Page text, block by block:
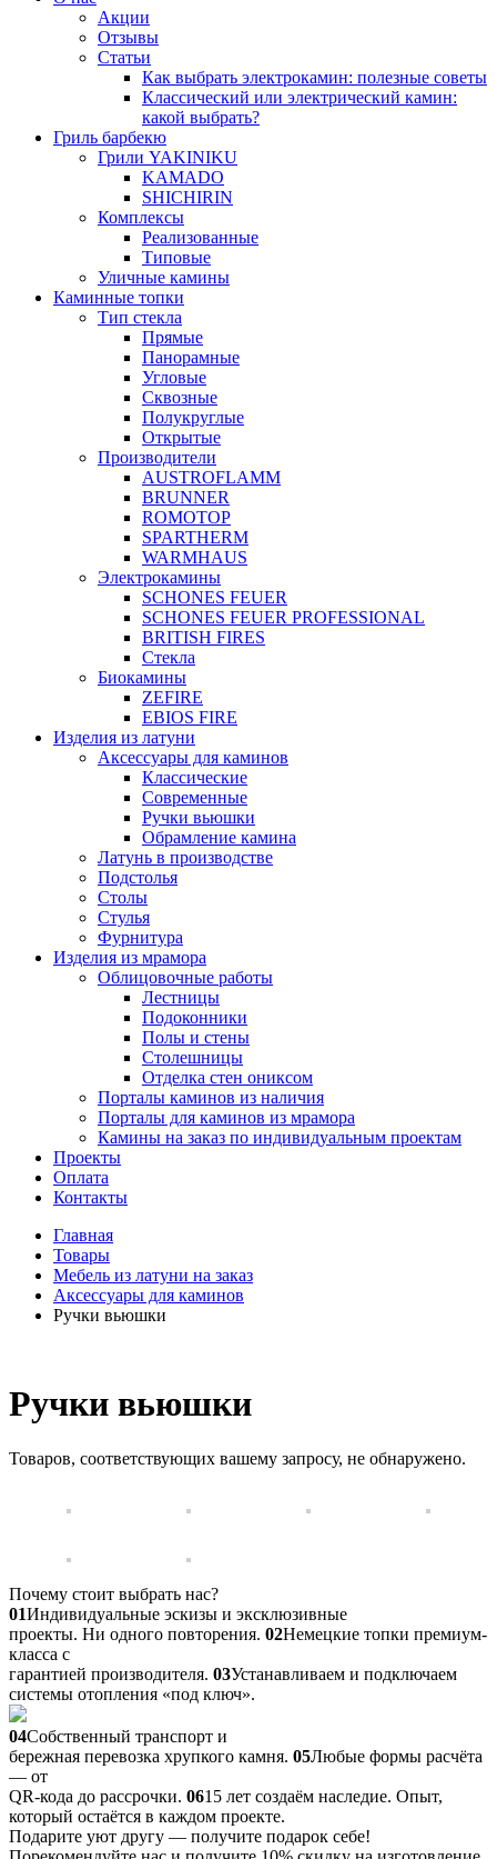
Акции
Отзывы
Статьи
Как выбрать электрокамин: полезные советы
Классический или электрический камин:
какой выбрать?
Гриль барбекю
Грили YAKINIKU
KAMADO
SHICHIRIN
Комплексы
Реализованные
Типовые
Уличные камины
Каминные топки
Тип стекла
Прямые
Панорамные
Угловые
Сквозные
Полукруглые
Открытые
Производители
AUSTROFLAMM
BRUNNER
ROMOTOP
SPARTHERM
WARMHAUS
Электрокамины
SCHONES FEUER
SCHONES FEUER PROFESSIONAL
BRITISH FIRES
Стекла
Биокамины
ZEFIRE
EBIOS FIRE
Изделия из латуни
Аксессуары для каминов
Классические
Современные
Ручки вьюшки
Обрамление камина
Латунь в производстве
Подстолья
Столы
Стулья
Фурнитура
Изделия из мрамора
Облицовочные работы
Лестницы
Подоконники
Полы и стены
Столешницы
Отделка стен ониксом
Порталы каминов из наличия
Порталы для каминов из мрамора
Камины на заказ по индивидуальным проектам
Проекты
Оплата
Контакты
Главная
Товары
Мебель из латуни на заказ
Аксессуары для каминов
Ручки вьюшки
Ручки вьюшки
Товаров, соответствующих вашему запросу, не обнаружено.
Почему стоит выбрать нас?
01Индивидуальные эскизы и эксклюзивные
проекты. Ни одного повторения. 02Немецкие топки премиум-
класса с
гарантией производителя. 03Устанавливаем и подключаем
системы отопления «под ключ».
04Собственный транспорт и
бережная перевозка хрупкого камня. 05Любые формы расчёта
— от
QR-кода до рассрочки. 0615 лет создаём наследие. Опыт,
который остаётся в каждом проекте.
Подарите уют другу — получите подарок себе!